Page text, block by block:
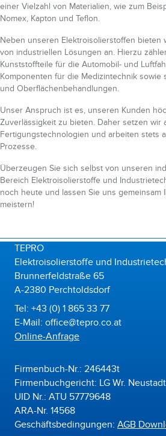
einer Vielzahl von Materialien, wie zum
Nomex, Kapton und Teflon.
Neben unseren Elektroisolierstoffen bieten
von industriellen Lösungen an. Hierzu
Kunststoffteile für die Automobil- und
Komponenten für die Medizintechnik sowie
und Oberflächenbehandlungen.
Unser Anspruch ist es, unseren Kunden
Zuverlässigkeit zu bieten. Daher setzen wir
Fertigungstechnologien und arbeiten stets
Prozesse.
Überzeugen Sie sich selbst von unseren
Bereich Elektroisolierstoffe und
noch heute und lassen Sie uns gemeinsam
meistern!
TEPRO
Elektroisolierstoffe und
Brunnerfeldstraße 65
A-2380 Perchtoldsdorf
Tel: +43 (0) 1 865 33 77
E-Mail: office@tepro.co.at
Online-Anfrage
Firmenbuch-Nr.: 246443t
Firmenbuchgericht: LG Wr. Neustadt
UID Nr.: ATU 57779648
ARA-Nr. 14568
Geschäftsbedingungen: AGB